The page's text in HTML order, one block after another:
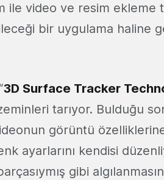
ile video ve resim ekleme
bir uygulama haline
3D Surface Tracker
tarıyor. Bulduğu
görüntü
ayarlarını kendisi
gibi